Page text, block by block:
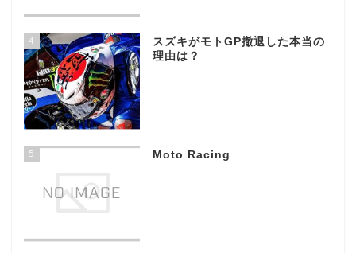
4
スズキがモトGP撤退した本当の
理由は？
5 Moto Racing